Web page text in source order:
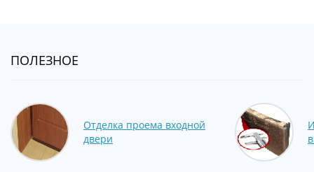
ПОЛЕЗНОЕ
Отделка проема входной
двери